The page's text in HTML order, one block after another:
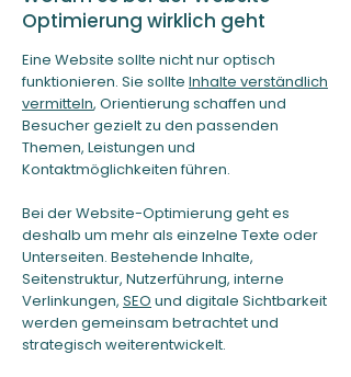
Optimierung wirklich geht
Eine Website sollte nicht nur optisch
funktionieren. Sie sollte Inhalte verständlich
vermitteln, Orientierung schaffen und
Besucher gezielt zu den passenden
Themen, Leistungen und
Kontaktmöglichkeiten führen.
Bei der Website-Optimierung geht es
deshalb um mehr als einzelne Texte oder
Unterseiten. Bestehende Inhalte,
Seitenstruktur, Nutzerführung, interne
Verlinkungen, SEO und digitale Sichtbarkeit
werden gemeinsam betrachtet und
strategisch weiterentwickelt.